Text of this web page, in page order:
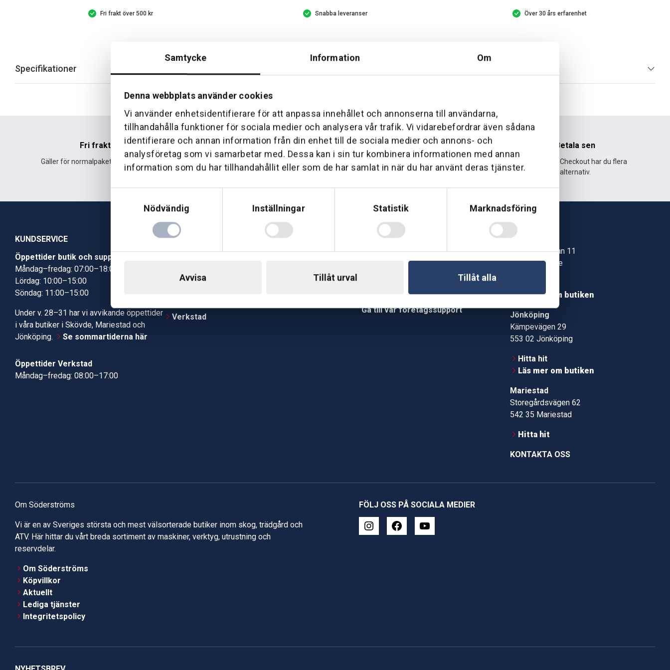
Samtycke Information Om
Denna webbplats använder cookies
Vi använder enhetsidentifierare för att anpassa innehållet och annonserna till användarna,
tillhandahålla funktioner för sociala medier och analysera vår trafik. Vi vidarebefordrar även sådana
identifierare och annan information från din enhet till de sociala medier och annons- och
analysföretag som vi samarbetar med. Dessa kan i sin tur kombinera informationen med annan
information som du har tillhandahållit eller som de har samlat in när du har använt deras tjänster.
Nödvändig
Inställningar Statistik Marknadsföring
Avvisa Tillåt urval Tillåt alla
Fri frakt över 500 kr Snabba leveranser Över 30 års erfarenhet
Specifikationer
Fri frakt
Gäller för normalpaket över 500 kr.
Hemleverans
Leverans fram till din dörr. Oavsett storlek.
Över 30 års erfarenhet
Företaget startade 1 januari 1995 och har
sedan dess haft en god tillväxt.
Betala sen
Med Klarna Checkout har du flera
alternativ.
KUNDSERVICE
Öppettider butik och support
Måndag–fredag: 07:00–18:00
Lördag: 10:00–15:00
Söndag: 11:00–15:00
Under v. 28–31 har vi avvikande öppettider
i våra butiker i Skövde, Mariestad och
Jönköping.
Se sommartiderna här
Öppettider Verkstad
Måndag–fredag: 08:00–17:00
Kundcenter
Verkstad
Telefon: 0500-414 130
Gå till vår företagssupport
Skövde
Jonstorpsgatan 11
549 37 Skövde
Läs mer om butiken
Jönköping
Kämpevägen 29
553 02 Jönköping
Hitta hit
Läs mer om butiken
Mariestad
Storegårdsvägen 62
542 35 Mariestad
Hitta hit
KONTAKTA OSS
Om Söderströms
Vi är en av Sveriges största och mest välsorterade butiker inom skog, trädgård och
ATV. Här hittar du vårt breda sortiment av maskiner, verktyg, utrustning och
reservdelar.
Om Söderströms
Köpvillkor
Aktuellt
Lediga tjänster
Integritetspolicy
FÖLJ OSS PÅ SOCIALA MEDIER